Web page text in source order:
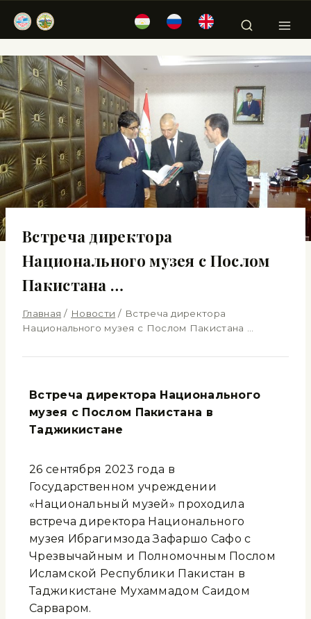
Встреча директора
Национального музея с Послом
Пакистана …
Главная / Новости / Встреча директора
Национального музея с Послом Пакистана …
Встреча директора Национального
музея с Послом Пакистана в
Таджикистане
26 сентября 2023 года в
Государственном учреждении
«Национальный музей» проходила
встреча директора Национального
музея Ибрагимзода Зафаршо Сафо с
Чрезвычайным и Полномочным Послом
Исламской Республики Пакистан в
Таджикистане Мухаммадом Саидом
Сарваром.